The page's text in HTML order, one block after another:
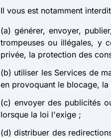
Il vous est notamment
(a) générer, envoyer,
trompeuses ou illégales, y
privée, la protection des
(b) utiliser les Services de
en provoquant le blocage, la
(c) envoyer des publicités
lorsque la loi l'exige ;
(d) distribuer des